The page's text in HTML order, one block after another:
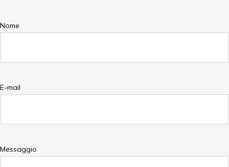
Nome
E-mail
Messaggio